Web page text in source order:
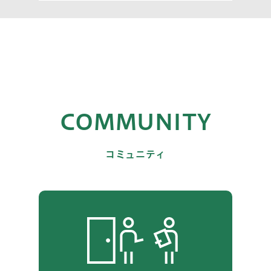
COMMUNITY
コミュニティ